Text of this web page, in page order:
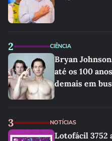
2 CIÊNCIA
Bryan
até os 100
demais em
3 NOTÍCIAS
Lotofácil 3752